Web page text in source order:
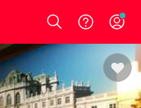
Login